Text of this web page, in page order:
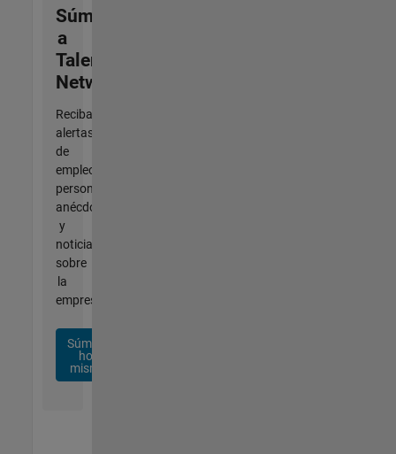
Súmese
a
Talent
Network
Reciba
alertas
de
empleo
personalizadas,
anécdotas
y
noticias
sobre
la
empresa.
Súmese
hoy
mismo